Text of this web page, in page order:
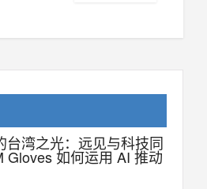
台湾之光：远见与科技同
Gloves 如何运用 AI 推动